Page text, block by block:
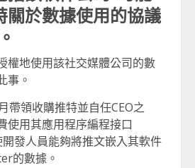
關於數據使用的協議
權地使用該社交媒體公司的數
事。
帶領收購推特並自任CEO之
使用其應用程序編程接口
開發人員能夠將推文嵌入其軟件
的數據。